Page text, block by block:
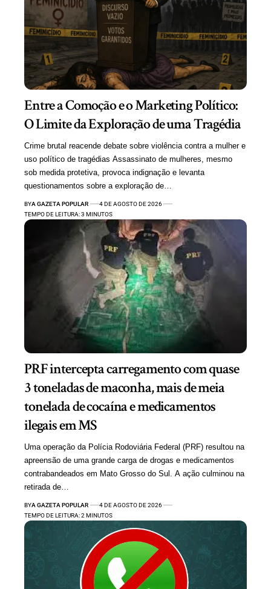
Entre a Comoção e o Marketing Político:
O Limite da Exploração de uma Tragédia
Crime brutal reacende debate sobre violência contra a mulher e
uso político de tragédias Assassinato de mulheres, mesmo
sob medida protetiva, provoca indignação e levanta
questionamentos sobre a exploração de…
BYA GAZETA POPULAR
4 DE AGOSTO DE 2026
TEMPO DE LEITURA: 3 MINUTOS
PRF intercepta carregamento com quase
3 toneladas de maconha, mais de meia
tonelada de cocaína e medicamentos
ilegais em MS
Uma operação da Polícia Rodoviária Federal (PRF) resultou na
apreensão de uma grande carga de drogas e medicamentos
contrabandeados em Mato Grosso do Sul. A ação culminou na
retirada de…
BYA GAZETA POPULAR
4 DE AGOSTO DE 2026
TEMPO DE LEITURA: 2 MINUTOS